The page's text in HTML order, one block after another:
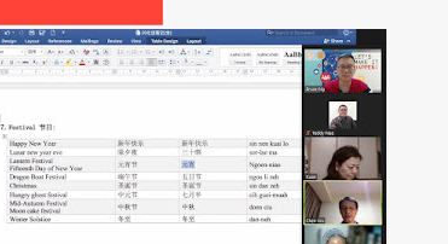
CHINE DU SUD CHINOIS +1